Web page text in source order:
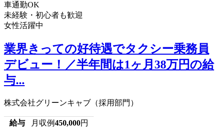
車通勤OK
未経験・初心者も歓迎
女性活躍中
業界きっての好待遇でタクシー乗務員
デビュー！／半年間は1ヶ月38万円の給
与...
株式会社グリーンキャブ（採用部門）
給与 月収例450,000円